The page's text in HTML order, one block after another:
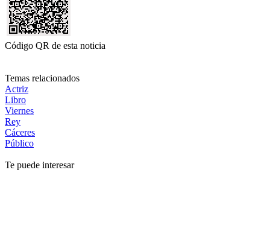
Código QR de esta noticia
Temas relacionados
Actriz
Libro
Viernes
Rey
Cáceres
Público
Te puede interesar